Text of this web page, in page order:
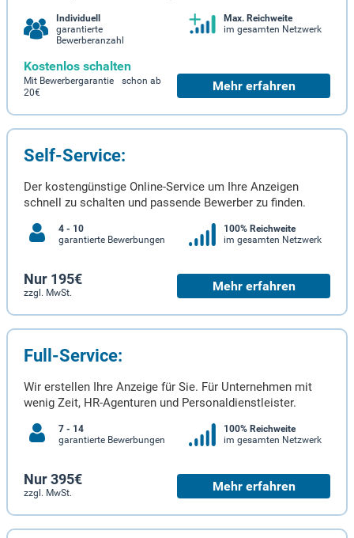
Individuell
garantierte
Bewerberanzahl
Max. Reichweite
im gesamten Netzwerk
Kostenlos schalten
Mit Bewerbergarantie schon ab
20€
Mehr erfahren
Self-Service:
Der kostengünstige Online-Service um Ihre Anzeigen
schnell zu schalten und passende Bewerber zu finden.
4 - 10
garantierte Bewerbungen
100% Reichweite
im gesamten Netzwerk
Nur 195€
zzgl. MwSt. Mehr erfahren
Full-Service:
Wir erstellen Ihre Anzeige für Sie. Für Unternehmen mit
wenig Zeit, HR-Agenturen und Personaldienstleister.
7 - 14
garantierte Bewerbungen
100% Reichweite
im gesamten Netzwerk
Nur 395€
zzgl. MwSt. Mehr erfahren